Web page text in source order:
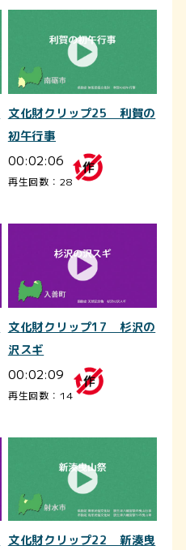
文化財クリップ25 利賀の
初午行事
00:02:06
再生回数：28
文化財クリップ17 杉沢の
沢スギ
00:02:09
再生回数：14
文化財クリップ22 新湊曳